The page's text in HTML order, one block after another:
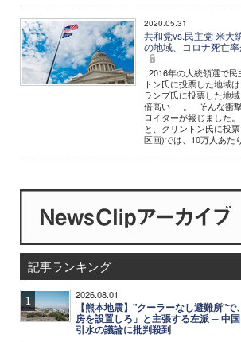
2020.05.31
共和党vs.民主党 米大
の地域、コロナ死亡
2016年の大統領選で
トン氏に投票した地域
ランプ氏に投票した地
倍高い──。 そんな衝
ロイターが報じました
と、クリントン氏に投
区画)では、10万人あた
記事ランキング
1 2026.08.01
【熊本地震】"クーラーなし避難所"
房を設置しろ」と主張する左派 ─ 中
引水の議論に批判殺到